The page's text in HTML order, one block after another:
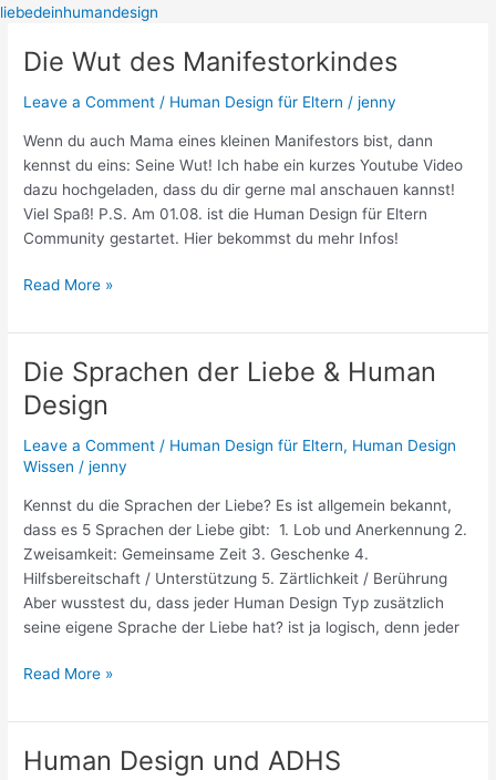
Skip
content
liebedeinhumandesign
Home
Human Design Videos
Alle Produkte
Über mich
Kontakt
Die Wut des Manifestorkindes
Leave a Comment / Human Design für Eltern /jenny
Wenn du auch Mama eines kleinen Manifestors bist, dann
kennst du eins: Seine Wut! Ich habe ein kurzes Youtube Video
dazu hochgeladen, dass du dir gerne mal anschauen kannst!
Viel Spaß! P.S. Am 01.08. ist die Human Design für Eltern
Community gestartet. Hier bekommst du mehr Infos!
Die
des
Read More »
Die Sprachen der Liebe & Human
Design
Leave a Comment / Human Design für Eltern, Human Design
Wissen /jenny
Kennst du die Sprachen der Liebe? Es ist allgemein bekannt,
dass es 5 Sprachen der Liebe gibt: 1. Lob und Anerkennung 2.
Zweisamkeit: Gemeinsame Zeit 3. Geschenke 4.
Hilfsbereitschaft / Unterstützung 5. Zärtlichkeit / Berührung
Aber wusstest du, dass jeder Human Design Typ zusätzlich
seine eigene Sprache der Liebe hat? ist ja logisch, denn jeder
Die
Sprachen
der
Liebe
&
Design
Read More »
Human Design und ADHS
Human